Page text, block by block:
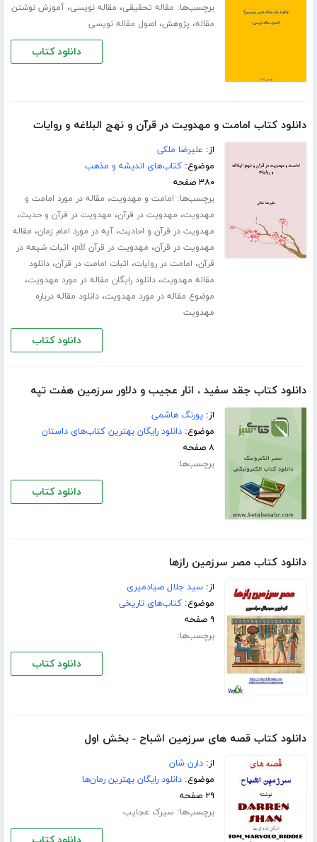
برچسب‌ها: مقاله تحقیقی، مقاله نویسی،آموزش نوشتن
مقاله، پژوهش، اصول مقاله نویسی
دانلود کتاب
دانلود کتاب امامت و مهدویت در قرآن و نهج البلاغه و روایات
از: علیرضا ملکی
موضوع:کتاب‌های اندیشه و مذهب
۳۸۰ صفحه
برچسب‌ها: امامت و مهدویت، مقاله در مورد امامت و
مهدویت، مهدویت در قرآن، مهدویت در قرآن و حدیث،
مهدویت در قرآن و احادیث،آیه در مورد امام زمان، مقاله
مهدویت در قرآن، مهدویت در قرآن pdf ، اثبات شیعه در
قرآن، امامت در روایات، اثبات امامت در قرآن،دانلود
مقاله مهدویت،دانلود رایگان مقاله در مورد مهدویت،
موضوع مقاله در مورد مهدویت،دانلود مقاله درباره
مهدویت
دانلود کتاب
دانلود کتاب جقد سفید ، انار عجیب و دلاور سرزمین هفت تپه
از:پورنگ هاشمی
موضوع:دانلود رایگان بهترین کتاب‌های داستان
۸ صفحه
برچسب‌ها:
دانلود کتاب
دانلود کتاب مصر سرزمین رازها
از:سید جلال صیادمیری
موضوع:کتاب‌های تاریخی
۹ صفحه
برچسب‌ها:
دانلود کتاب
دانلود کتاب قصه های سرزمین اشباح - بخش اول
از:دارن شان
موضوع:دانلود رایگان بهترین رمان‌ها
۲۹ صفحه
برچسب‌ها: سیرک عجایب